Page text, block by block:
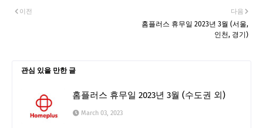
다음
홈플러스 휴무일 2023년 3월 (서울,
인천, 경기)
이전
관심 있을 만한 글
홈플러스 휴무일 2023년 3월 (수도권 외)
March 03, 2023